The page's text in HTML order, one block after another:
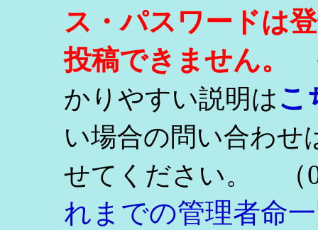
ス・パスワードは
投稿できません。
かりやすい説明はこ
い場合の問い合わせ
せてください。
（
れまでの管理者命